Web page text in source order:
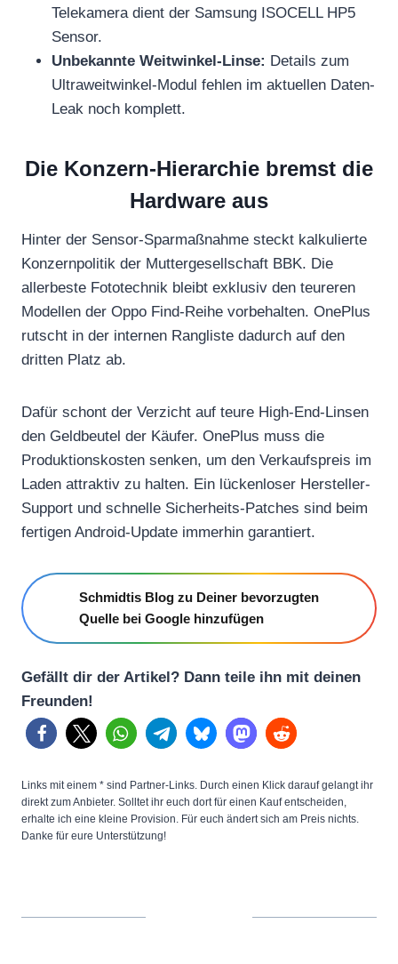
Telekamera dient der Samsung ISOCELL HP5
Sensor.
Unbekannte Weitwinkel-Linse: Details zum
Ultraweitwinkel-Modul fehlen im aktuellen Daten-
Leak noch komplett.
Die Konzern-Hierarchie bremst die
Hardware aus
Hinter der Sensor-Sparmaßnahme steckt kalkulierte
Konzernpolitik der Muttergesellschaft BBK. Die
allerbeste Fototechnik bleibt exklusiv den teureren
Modellen der Oppo Find-Reihe vorbehalten. OnePlus
rutscht in der internen Rangliste dadurch auf den
dritten Platz ab.
Dafür schont der Verzicht auf teure High-End-Linsen
den Geldbeutel der Käufer. OnePlus muss die
Produktionskosten senken, um den Verkaufspreis im
Laden attraktiv zu halten. Ein lückenloser Hersteller-
Support und schnelle Sicherheits-Patches sind beim
fertigen Android-Update immerhin garantiert.
Schmidtis Blog zu Deiner bevorzugten
Quelle bei Google hinzufügen
Gefällt dir der Artikel? Dann teile ihn mit deinen
Freunden!
Links mit einem * sind Partner-Links. Durch einen Klick darauf gelangt ihr
direkt zum Anbieter. Solltet ihr euch dort für einen Kauf entscheiden,
erhalte ich eine kleine Provision. Für euch ändert sich am Preis nichts.
Danke für eure Unterstützung!